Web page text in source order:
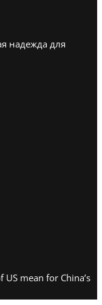
надежда для
mean for China’s